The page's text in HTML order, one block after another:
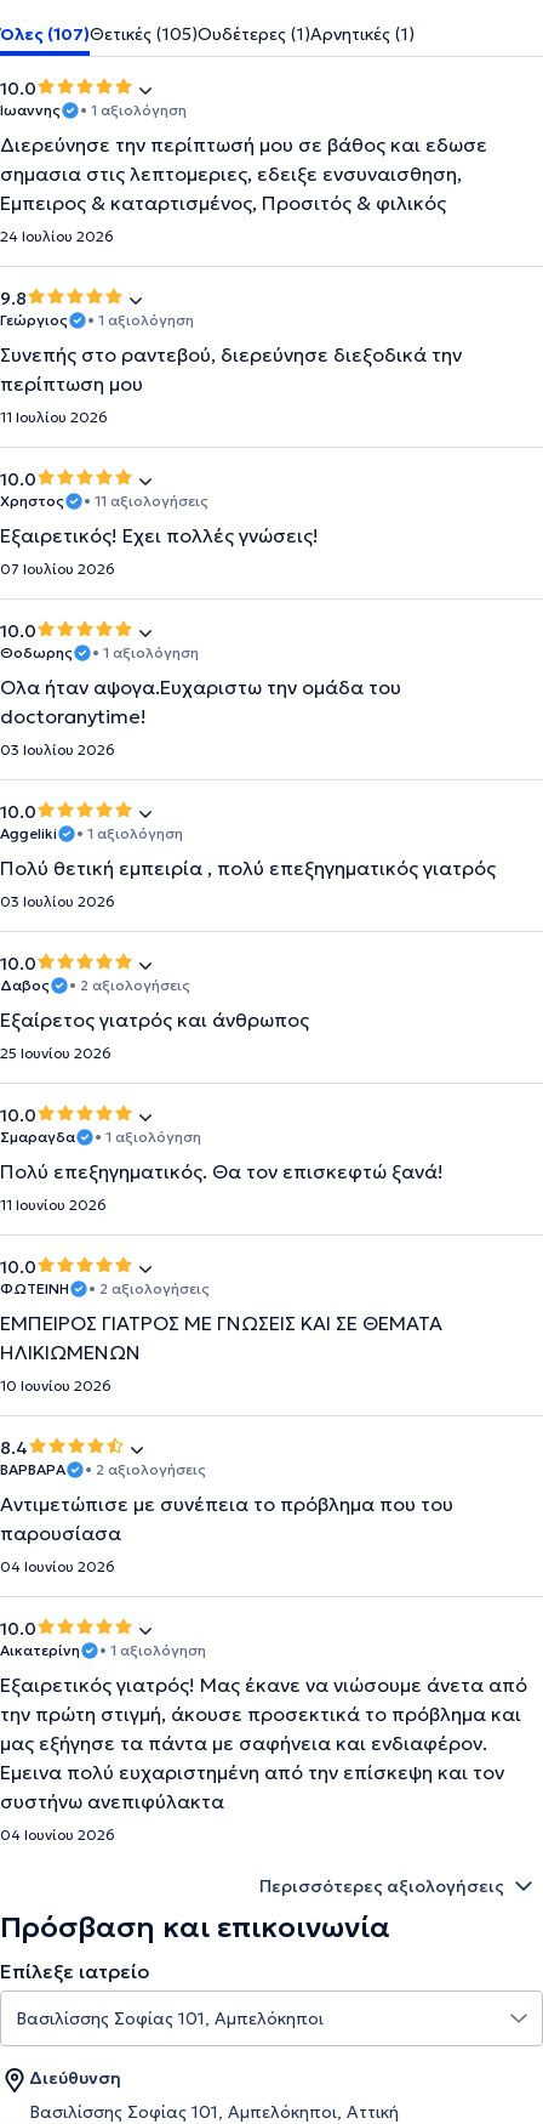
Όλες (107)Θετικές (105)Ουδέτερες (1)Αρνητικές (1)
10.0
Ιωαννης • 1 αξιολόγηση
Διερεύνησε την περίπτωσή μου σε βάθος και εδωσε
σημασια στις λεπτομεριες, εδειξε ενσυναισθηση,
Έμπειρος & καταρτισμένος, Προσιτός & φιλικός
24 Ιουλίου 2026
9.8
Γεώργιος • 1 αξιολόγηση
Συνεπής στο ραντεβού, διερεύνησε διεξοδικά την
περίπτωση μου
11 Ιουλίου 2026
10.0
Χρηστος • 11 αξιολογήσεις
Εξαιρετικός! Εχει πολλές γνώσεις!
07 Ιουλίου 2026
10.0
Θοδωρης • 1 αξιολόγηση
Ολα ήταν αψογα.Ευχαριστω την ομάδα του
doctoranytime!
03 Ιουλίου 2026
10.0
Aggeliki • 1 αξιολόγηση
Πολύ θετική εμπειρία , πολύ επεξηγηματικός γιατρός
03 Ιουλίου 2026
10.0
Δαβος • 2 αξιολογήσεις
Εξαίρετος γιατρός και άνθρωπος
25 Ιουνίου 2026
10.0
Σμαραγδα • 1 αξιολόγηση
Πολύ επεξηγηματικός. Θα τον επισκεφτώ ξανά!
11 Ιουνίου 2026
10.0
ΦΩΤΕΙΝΗ • 2 αξιολογήσεις
ΕΜΠΕΙΡΟΣ ΓΙΑΤΡΟΣ ΜΕ ΓΝΩΣΕΙΣ ΚΑΙ ΣΕ ΘΕΜΑΤΑ
ΗΛΙΚΙΩΜΕΝΩΝ
10 Ιουνίου 2026
8.4
ΒΑΡΒΑΡΑ • 2 αξιολογήσεις
Αντιμετώπισε με συνέπεια το πρόβλημα που του
παρουσίασα
04 Ιουνίου 2026
10.0
Αικατερίνη • 1 αξιολόγηση
Εξαιρετικός γιατρός! Μας έκανε να νιώσουμε άνετα από
την πρώτη στιγμή, άκουσε προσεκτικά το πρόβλημα και
μας εξήγησε τα πάντα με σαφήνεια και ενδιαφέρον.
Έμεινα πολύ ευχαριστημένη από την επίσκεψη και τον
συστήνω ανεπιφύλακτα
04 Ιουνίου 2026
Περισσότερες αξιολογήσεις
Πρόσβαση και επικοινωνία
Επίλεξε ιατρείο
Διεύθυνση
Βασιλίσσης Σοφίας 101, Αμπελόκηποι, Αττική